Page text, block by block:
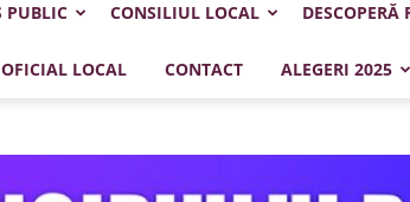
Municipiul
PUBLIC CONSILIUL LOCAL
LOCAL CONTACT ALEGERI 2025